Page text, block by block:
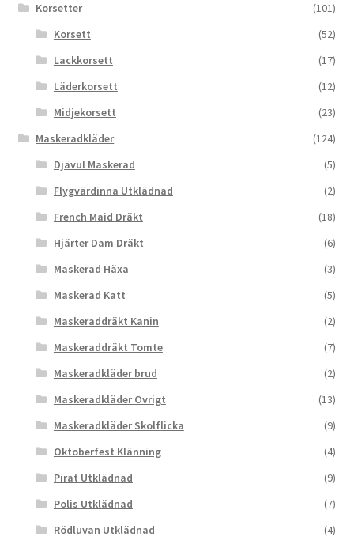
Korsetter
(101)
Korsett
(52)
Lackkorsett
(17)
Läderkorsett
(12)
Midjekorsett
(23)
Maskeradkläder
(124)
Djävul Maskerad
(5)
Flygvärdinna Utklädnad
(2)
French Maid Dräkt
(18)
Hjärter Dam Dräkt
(6)
Maskerad Häxa
(3)
Maskerad Katt
(5)
Maskeraddräkt Kanin
(2)
Maskeraddräkt Tomte
(7)
Maskeradkläder brud
(2)
Maskeradkläder Övrigt
(13)
Maskeradkläder Skolflicka
(9)
Oktoberfest Klänning
(4)
Pirat Utklädnad
(9)
Polis Utklädnad
(7)
Rödluvan Utklädnad
(4)